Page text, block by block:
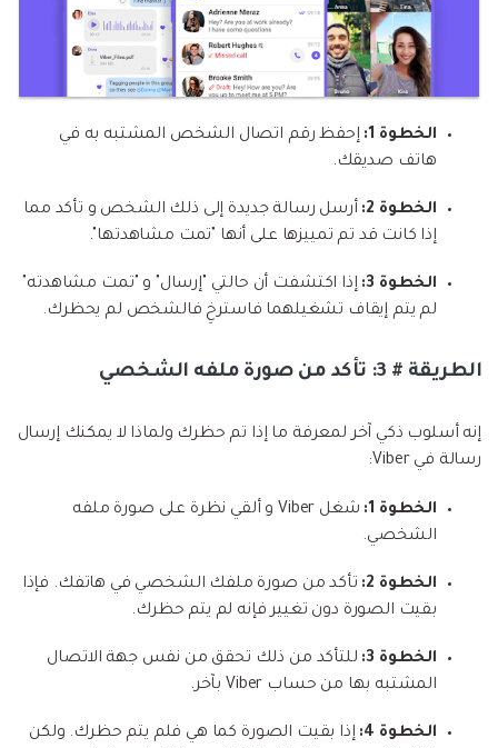
الخطوة 1:
إحفظ رقم اتصال الشخص المشتبه به في
هاتف صديقك.
الخطوة 2:
أرسل رسالة جديدة إلى ذلك الشخص و تأكد مما
إذا كانت قد تم تمييزها على أنها "تمت مشاهدتها".
الخطوة 3:
إذا اكتشفت أن حالتي "إرسال" و "تمت مشاهدته"
لم يتم إيقاف تشغيلهما فاسترخِ فالشخص لم يحظرك.
الطريقة # 3: تأكد من صورة ملفه الشخصي
إنه أسلوب ذكي آخر لمعرفة ما إذا تم حظرك ولماذا لا يمكنك إرسال
رسالة في Viber:
الخطوة 1:
شغل Viber و ألقي نظرة على صورة ملفه
الشخصي.
الخطوة 2:
تأكد من صورة ملفك الشخصي في هاتفك. فإذا
بقيت الصورة دون تغيير فإنه لم يتم حظرك.
الخطوة 3:
للتأكد من ذلك تحقق من نفس جهة الاتصال
المشتبه بها من حساب Viber بآخر.
الخطوة 4:
إذا بقيت الصورة كما هي فلم يتم حظرك. ولكن